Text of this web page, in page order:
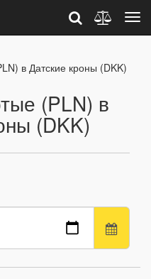
в Датские кроны (DKK)
(PLN) в
(DKK)